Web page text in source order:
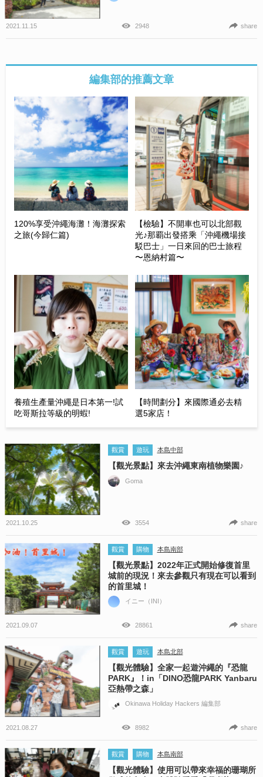
2021.11.15 2948 share
編集部的推薦文章
120%享受沖繩海灘！海灘探索
之旅(今歸仁篇)
【檢驗】不開車也可以北部觀
光♪那覇出發搭乘「沖繩機場接
駁巴士」一日來回的巴士旅程
〜恩納村篇〜
養殖生產量沖繩是日本第一!試
吃哥斯拉等級的明蝦!
【時間劃分】來國際通必去精
選5家店！
觀賞 遊玩 本島中部
【觀光景點】來去沖繩東南植物樂園♪
Goma
2021.10.25 3554 share
觀賞 購物 本島南部
【觀光景點】2022年正式開始修復首里
城前的現況！來去參觀只有現在可以看到
的首里城！
イニー（INI）
2021.09.07 28861 share
觀賞 遊玩 本島北部
【觀光體驗】全家一起遊沖繩的『恐龍
PARK』！in「DINO恐龍PARK Yanbaru
亞熱帶之森」
Okinawa Holiday Hackers 編集部
2021.08.27 8982 share
觀賞 購物 本島南部
【觀光體驗】使用可以帶來幸福的珊瑚所